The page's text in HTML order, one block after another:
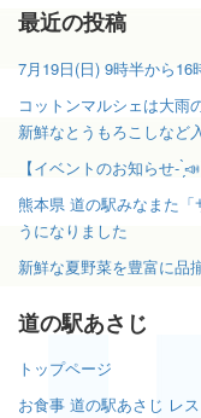
最近の投稿
7月19日(日) 9時半から
コットンマルシェは大雨
新鮮なとうもろこしなど
【イベントのお知らせ-
熊本県 道の駅みなまた
うになりました
新鮮な夏野菜を豊富に品
道の駅あさじ
トップページ
お食事 道の駅あさじ レ